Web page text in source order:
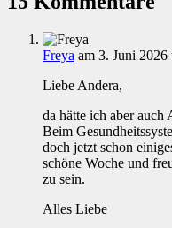
Freya am 3. Juni 2026
Liebe Andera,
da hätte ich aber auch
Beim
doch jetzt schon
schöne Woche und
zu sein.
Alles Liebe